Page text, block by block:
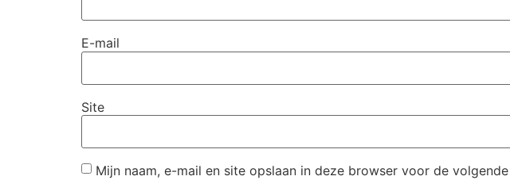
E-mail
Site
Mijn naam, e-mail en site opslaan in deze browser voor de